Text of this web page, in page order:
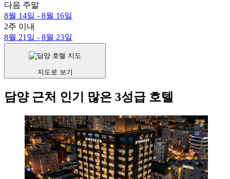
다음 주말
8월 14일 - 8월 16일
2주 이내
8월 21일 - 8월 23일
지도로 보기
담양 근처 인기 많은 3성급 호텔